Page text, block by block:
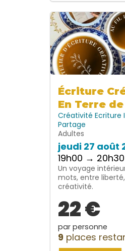
Écriture
En Terre
Créativité Ecriture
Partage
Adultes
jeudi 27 août
19h00 → 20h30
Un voyage
mots, entre
créativité.
22 €
par personne
9 places